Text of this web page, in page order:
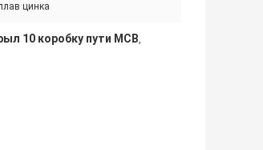
цинка
10 коробку пути MCB,